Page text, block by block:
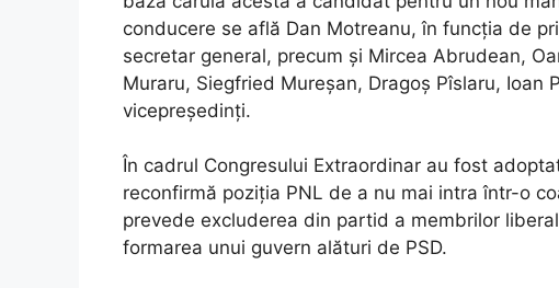
conducere se află Dan Motreanu, în funcția de
secretar general, precum și Mircea Abrudean,
Muraru, Siegfried Mureșan, Dragoș Pîslaru, Ioan
vicepreședinți.
În cadrul Congresului Extraordinar au fost
reconfirmă poziția PNL de a nu mai intra într-o
prevede excluderea din partid a membrilor
formarea unui guvern alături de PSD.